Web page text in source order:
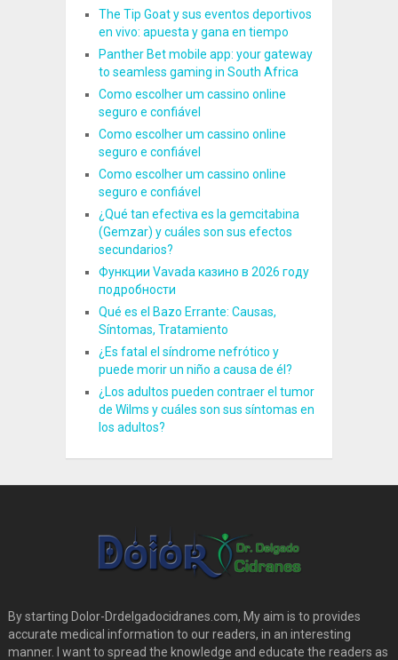
The Tip Goat y sus eventos deportivos
en vivo: apuesta y gana en tiempo
Panther Bet mobile app: your gateway
to seamless gaming in South Africa
Como escolher um cassino online
seguro e confiável
Como escolher um cassino online
seguro e confiável
Como escolher um cassino online
seguro e confiável
¿Qué tan efectiva es la gemcitabina
(Gemzar) y cuáles son sus efectos
secundarios?
Функции Vavada казино в 2026 году
подробности
Qué es el Bazo Errante: Causas,
Síntomas, Tratamiento
¿Es fatal el síndrome nefrótico y
puede morir un niño a causa de él?
¿Los adultos pueden contraer el tumor
de Wilms y cuáles son sus síntomas en
los adultos?
By starting Dolor-Drdelgadocidranes.com, My aim is to provides
accurate medical information to our readers, in an interesting
manner. I want to spread the knowledge and educate the readers as